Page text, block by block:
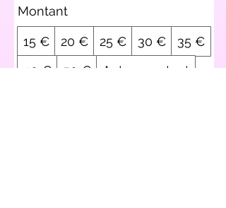
Montant
15 € 20 € 25 € 30 €
35 €
40 €
50 € Autre montant